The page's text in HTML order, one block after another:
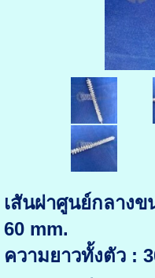
เสันผ่าศูนย์กลาง
60 mm.
ความยาวทั้งตัว :